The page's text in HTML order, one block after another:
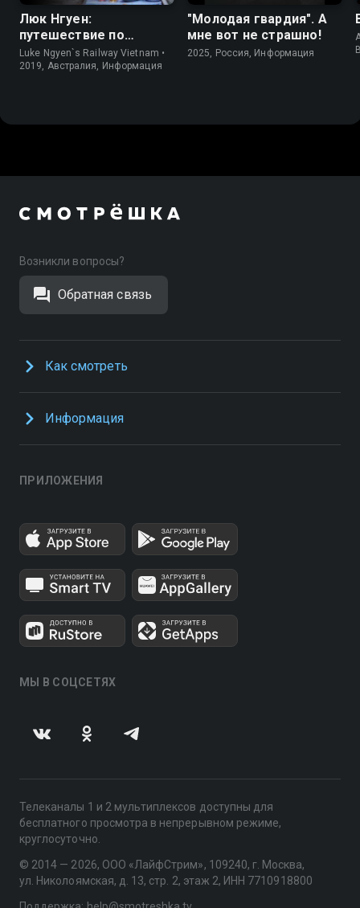
Люк Нгуен:
путешествие по
Вьетнаму
Luke Ngyen`s Railway Vietnam •
2019, Австралия, Информация
"Молодая гвардия". А
мне вот не страшно!
2025, Россия, Информация
Возникли вопросы?
Обратная связь
Как смотреть
Информация
ПРИЛОЖЕНИЯ
МЫ В СОЦСЕТЯХ
Телеканалы 1 и 2 мультиплексов доступны для
бесплатного просмотра в непрерывном режиме,
круглосуточно.
© 2014 — 2026, ООО «ЛайфСтрим», 109240, г. Москва,
ул. Николоямская, д. 13, стр. 2, этаж 2, ИНН 7710918800